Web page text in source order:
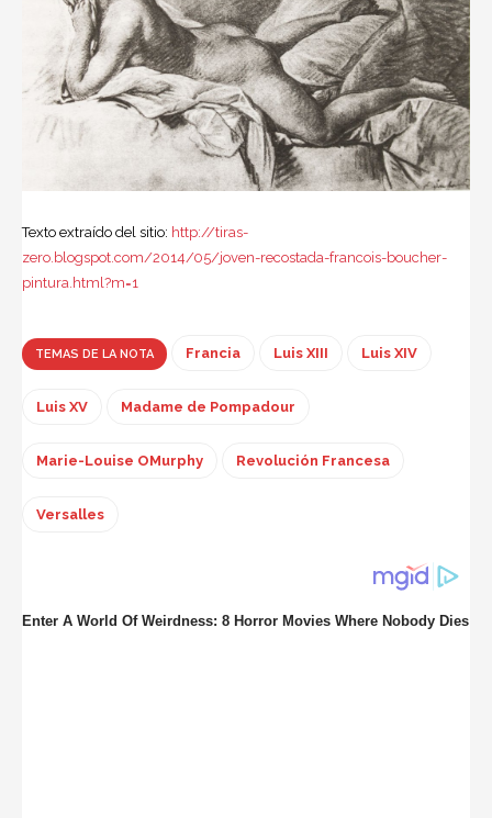
Texto extraído del sitio: http://tiras-
zero.blogspot.com/2014/05/joven-recostada-francois-boucher-
pintura.html?m=1
TEMAS DE LA NOTA Francia Luis XIII Luis XIV
Luis XV Madame de Pompadour
Marie-Louise OMurphy Revolución Francesa
Versalles